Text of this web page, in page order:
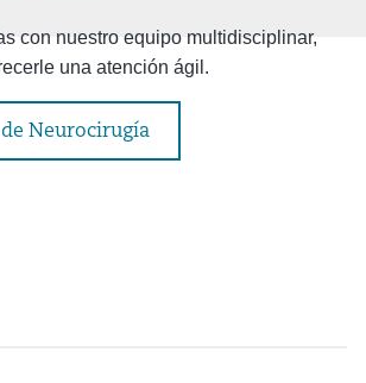
con nuestro equipo multidisciplinar,
una atención ágil.
Neurocirugía